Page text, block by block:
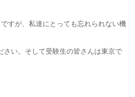
すが、私達にとっても忘れられない機
さい。そして受験生の皆さんは東京で